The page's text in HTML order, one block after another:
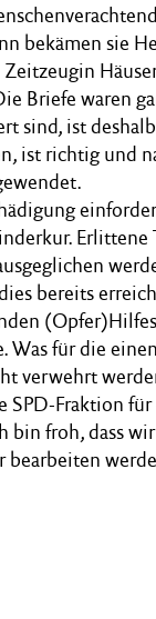
bekämen sie
Briefe waren
sind, ist
ist richtig und
bereits
Was für die
verwehrt
SPD-Fraktion
bin froh, dass
bearbeiten